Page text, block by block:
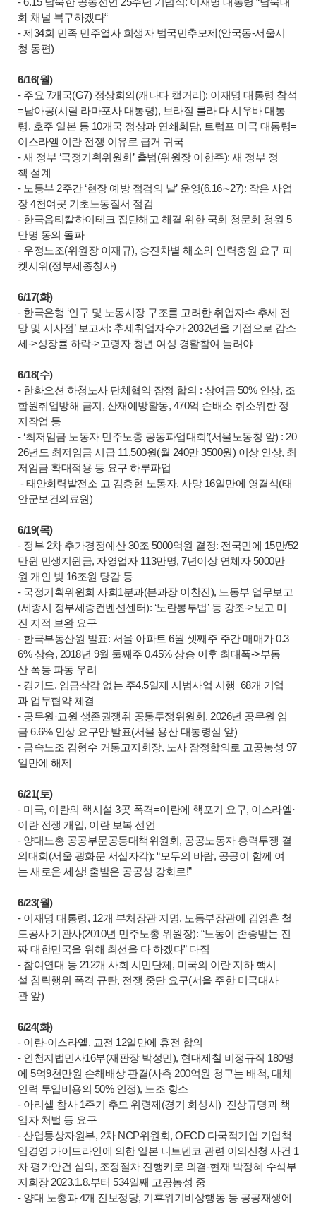
화 채널 복구하겠다“
- 제34회 민족 민주열사 희생자 범국민추모제(안국동-서울시
청 동편)
6/16(월)
- 주요 7개국(G7) 정상회의(캐나다 캘거리): 이재명 대통령 참석
=남아공(시릴 라마포사 대통령), 브라질 룰라 다 시우바 대통
령, 호주 일본 등 10개국 정상과 연쇄회담, 트럼프 미국 대통령=
이스라엘 이란 전쟁 이유로 급거 귀국
- 새 정부 ‘국정기획위원회’ 출범(위원장 이한주): 새 정부 정
책 설계
- 노동부 2주간 ‘현장 예방 점검의 날’ 운영(6.16∼27): 작은 사업
장 4천여곳 기초노동질서 점검
- 한국옵티칼하이테크 집단해고 해결 위한 국회 청문회 청원 5
만명 동의 돌파
- 우정노조(위원장 이재규), 승진차별 해소와 인력충원 요구 피
켓시위(정부세종청사)
6/17(화)
- 한국은행 ‘인구 및 노동시장 구조를 고려한 취업자수 추세 전
망 및 시사점’ 보고서: 추세취업자수가 2032년을 기점으로 감소
세->성장률 하락->고령자 청년 여성 경활참여 늘려야
6/18(수)
- 한화오션 하청노사 단체협약 잠정 합의 : 상여금 50% 인상, 조
합원취업방해 금지, 산재예방활동, 470억 손배소 취소위한 정
지작업 등
- ‘최저임금 노동자 민주노총 공동파업대회’(서울노동청 앞) : 20
26년도 최저임금 시급 11,500원(월 240만 3500원) 이상 인상, 최
저임금 확대적용 등 요구 하루파업
- 태안화력발전소 고 김충현 노동자, 사망 16일만에 영결식(태
안군보건의료원)
6/19(목)
- 정부 2차 추가경정예산 30조 5000억원 결정: 전국민에 15만/52
만원 민생지원금, 자영업자 113만명, 7년이상 연체자 5000만
원 개인 빚 16조원 탕감 등
- 국정기획위원회 사회1분과(분과장 이찬진), 노동부 업무보고
(세종시 정부세종컨벤션센터): ‘노란봉투법’ 등 강조->보고 미
진 지적 보완 요구
- 한국부동산원 발표: 서울 아파트 6월 셋째주 주간 매매가 0.3
6% 상승, 2018년 9월 둘째주 0.45% 상승 이후 최대폭->부동
산 폭등 파동 우려
- 경기도, 임금삭감 없는 주4.5일제 시범사업 시행 68개 기업
과 업무협약 체결
- 공무원·교원 생존권쟁취 공동투쟁위원회, 2026년 공무원 임
금 6.6% 인상 요구안 발표(서울 용산 대통령실 앞)
- 금속노조 김형수 거통고지회장, 노사 잠정합의로 고공농성 97
일만에 해제
6/21(토)
- 미국, 이란의 핵시설 3곳 폭격=이란에 핵포기 요구, 이스라엘·
이란 전쟁 개입, 이란 보복 선언
- 양대노총 공공부문공동대책위원회, 공공노동자 총력투쟁 결
의대회(서울 광화문 서십자각): “모두의 바람, 공공이 함께 여
는 새로운 세상! 출발은 공공성 강화로!”
6/23(월)
- 이재명 대통령, 12개 부처장관 지명, 노동부장관에 김영훈 철
도공사 기관사(2010년 민주노총 위원장): “노동이 존중받는 진
짜 대한민국을 위해 최선을 다 하겠다” 다짐
- 참여연대 등 212개 사회 시민단체, 미국의 이란 지하 핵시
설 침략행위 폭격 규탄, 전쟁 중단 요구(서울 주한 미국대사
관 앞)
6/24(화)
- 이란-이스라엘, 교전 12일만에 휴전 합의
- 인천지법민사16부(재판장 박성민), 현대제철 비정규직 180명
에 5억9천만원 손해배상 판결(사측 200억원 청구는 배척, 대체
인력 투입비용의 50% 인정), 노조 항소
- 아리셀 참사 1주기 추모 위령제(경기 화성시) 진상규명과 책
임자 처벌 등 요구
- 산업통상자원부, 2차 NCP위원회, OECD 다국적기업 기업책
임경영 가이드라인에 의한 일본 니토덴코 관련 이의신청 사건 1
차 평가안건 심의, 조정절차 진행키로 의결-현재 박정혜 수석부
지회장 2023.1.8.부터 534일째 고공농성 중
- 양대 노총과 4개 진보정당, 기후위기비상행동 등 공공재생에